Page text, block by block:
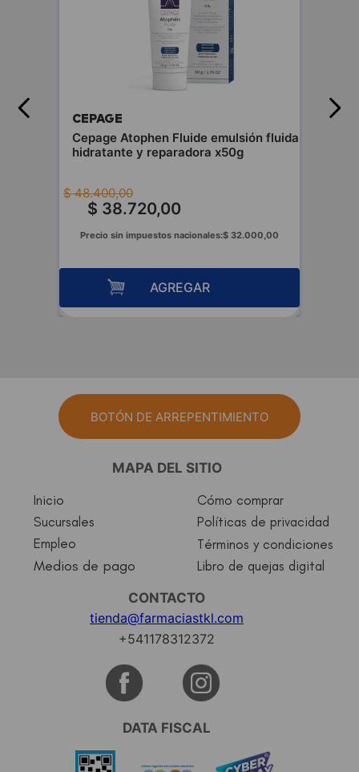
CEPAGE
Cepage Atophen Fluide emulsión fluida
hidratante y reparadora x50g
$ 48.400,00
$ 38.720,00
Precio sin impuestos nacionales:$ 32.000,00
AGREGAR
BOTÓN DE ARREPENTIMIENTO
MAPA DEL SITIO
Inicio
Sucursales
Empleo
Medios de pago
Cómo comprar
Políticas de privacidad
Términos y condiciones
Libro de quejas digital
CONTACTO
tienda@farmaciastkl.com
+541178312372
DATA FISCAL